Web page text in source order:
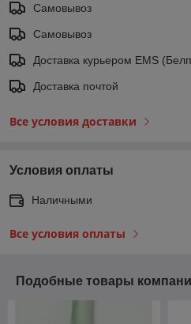
Самовывоз
Самовывоз
Доставка курьером EMS
Доставка почтой
Все условия доставки
Условия оплаты
Наличными
Все условия оплаты
Подобные товары